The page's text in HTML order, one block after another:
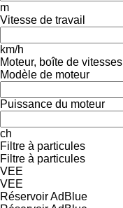
m
Vitesse de travail
km/h
Moteur, boîte de vitesses
Modèle de moteur
Puissance du moteur
ch
Filtre à particules
Filtre à particules
VEE
VEE
Réservoir AdBlue